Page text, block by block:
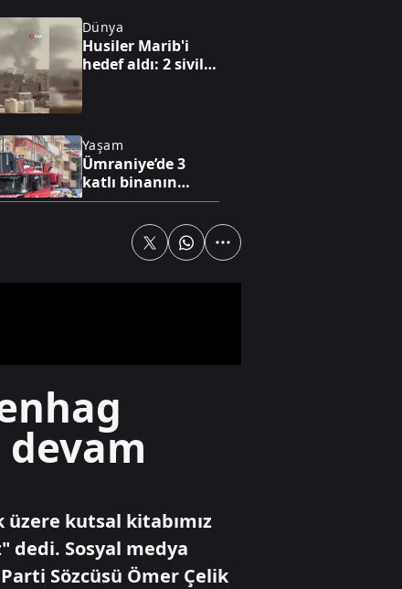
Dünya
Husiler Marib'i
hedef aldı: 2 sivil
Yaşam
Ümraniye’de 3
katlı binanın
balkonu çöktü
Özel Haber
“Abonelik” adı
Avrupa kıtası
sıcaktan
kavruluyor
Denize ulaşmaya
çalışan yavru
caretta ateşte can
verdi
devam
kutsal kitabımız
dedi. Sosyal medya
Sözcüsü Ömer Çelik